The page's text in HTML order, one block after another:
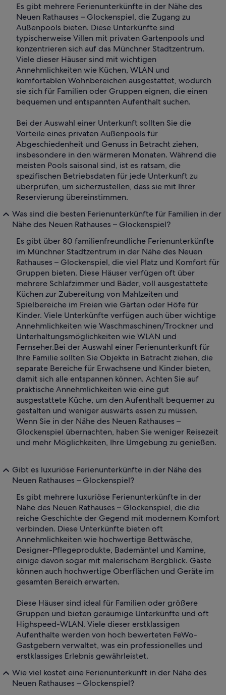
Es gibt mehrere Ferienunterkünfte in der Nähe des
Neuen Rathauses – Glockenspiel, die Zugang zu
Außenpools bieten. Diese Unterkünfte sind
typischerweise Villen mit privaten Gartenpools und
konzentrieren sich auf das Münchner Stadtzentrum.
Viele dieser Häuser sind mit wichtigen
Annehmlichkeiten wie Küchen, WLAN und
komfortablen Wohnbereichen ausgestattet, wodurch
sie sich für Familien oder Gruppen eignen, die einen
bequemen und entspannten Aufenthalt suchen.
Bei der Auswahl einer Unterkunft sollten Sie die
Vorteile eines privaten Außenpools für
Abgeschiedenheit und Genuss in Betracht ziehen,
insbesondere in den wärmeren Monaten. Während die
meisten Pools saisonal sind, ist es ratsam, die
spezifischen Betriebsdaten für jede Unterkunft zu
überprüfen, um sicherzustellen, dass sie mit Ihrer
Reservierung übereinstimmen.
Was sind die besten Ferienunterkünfte für Familien in der
Nähe des Neuen Rathauses – Glockenspiel?
Es gibt über 80 familienfreundliche Ferienunterkünfte
im Münchner Stadtzentrum in der Nähe des Neuen
Rathauses – Glockenspiel, die viel Platz und Komfort für
Gruppen bieten. Diese Häuser verfügen oft über
mehrere Schlafzimmer und Bäder, voll ausgestattete
Küchen zur Zubereitung von Mahlzeiten und
Spielbereiche im Freien wie Gärten oder Höfe für
Kinder. Viele Unterkünfte verfügen auch über wichtige
Annehmlichkeiten wie Waschmaschinen/Trockner und
Unterhaltungsmöglichkeiten wie WLAN und
Fernseher.Bei der Auswahl einer Ferienunterkunft für
Ihre Familie sollten Sie Objekte in Betracht ziehen, die
separate Bereiche für Erwachsene und Kinder bieten,
damit sich alle entspannen können. Achten Sie auf
praktische Annehmlichkeiten wie eine gut
ausgestattete Küche, um den Aufenthalt bequemer zu
gestalten und weniger auswärts essen zu müssen.
Wenn Sie in der Nähe des Neuen Rathauses –
Glockenspiel übernachten, haben Sie weniger Reisezeit
und mehr Möglichkeiten, Ihre Umgebung zu genießen.
Gibt es luxuriöse Ferienunterkünfte in der Nähe des
Neuen Rathauses – Glockenspiel?
Es gibt mehrere luxuriöse Ferienunterkünfte in der
Nähe des Neuen Rathauses – Glockenspiel, die die
reiche Geschichte der Gegend mit modernem Komfort
verbinden. Diese Unterkünfte bieten oft
Annehmlichkeiten wie hochwertige Bettwäsche,
Designer-Pflegeprodukte, Bademäntel und Kamine,
einige davon sogar mit malerischem Bergblick. Gäste
können auch hochwertige Oberflächen und Geräte im
gesamten Bereich erwarten.
Diese Häuser sind ideal für Familien oder größere
Gruppen und bieten geräumige Unterkünfte und oft
Highspeed-WLAN. Viele dieser erstklassigen
Aufenthalte werden von hoch bewerteten FeWo-
Gastgebern verwaltet, was ein professionelles und
erstklassiges Erlebnis gewährleistet.
Wie viel kostet eine Ferienunterkunft in der Nähe des
Neuen Rathauses – Glockenspiel?